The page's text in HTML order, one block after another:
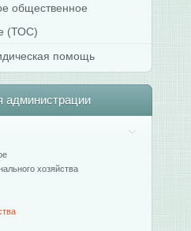
общественное
(ТОС)
помощь
администрации
хозяйства